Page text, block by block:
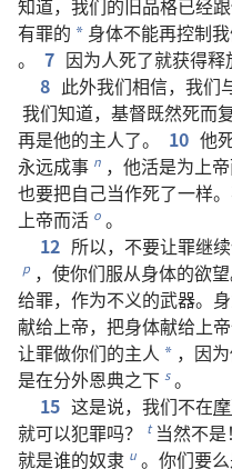
知道， 我们的旧品格已经跟
有罪的 * 身体不能再控制
。 7 因为人死了就获得释
8 此外我们相信， 我们
我们知道， 基督既然死而
再是他的主人了。 10 他
永远成事 n ， 他活是为上帝
也要把自己当作死了一样。
上帝而活 o 。
12 所以， 不要让罪继续
p ， 使你们服从身体的欲望
给罪， 作为不义的武器。 身
献给上帝， 把身体献给上帝
让罪做你们的主人 * ， 因为
是在分外恩典之下 s 。
15 这是说， 我们不在
就可以犯罪吗？ t 当然不是！
就是谁的奴隶 u 。 你们要么